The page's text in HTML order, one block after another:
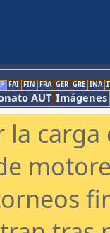
FAI FIN FRA GER GRE INA
AUT Imágenes
la